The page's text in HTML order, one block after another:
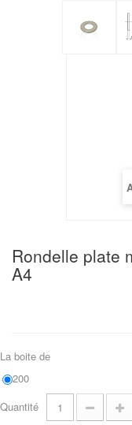
Rondelle plate
A4
La boite de
200
Quantité